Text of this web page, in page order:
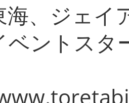
海、ジェイ
ベントスタ